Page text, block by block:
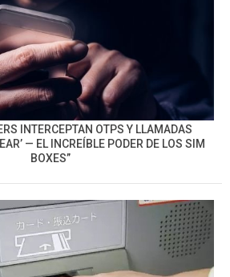
INTERCEPTAN OTPS Y LLAMADAS
— EL INCREÍBLE PODER DE LOS SIM
BOXES”